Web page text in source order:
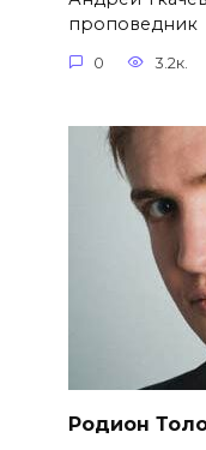
проповедник
0 3.2к.
Родион